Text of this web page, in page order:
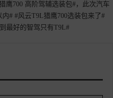
鹰700 高阶驾辅选装包#，此次汽车
# #风云T9L猎鹰700选装包来了#
最好的智驾只有T9L#